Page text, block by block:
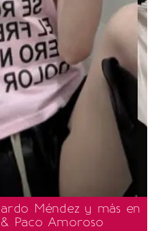
Méndez y más en
Paco Amoroso